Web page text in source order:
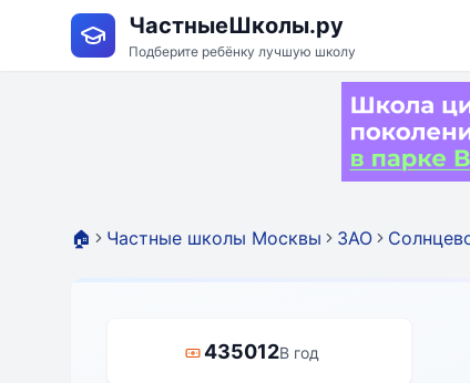
ЧастныеШколы.ру
Подберите ребёнку лучшую школу
🏠 Частные школы Москвы ЗАО
435012В год